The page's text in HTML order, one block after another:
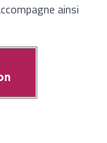
ainsi